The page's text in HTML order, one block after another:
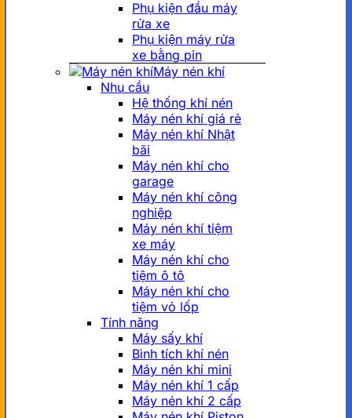
Phụ kiện đầu máy
rửa xe
Phụ kiện máy rửa
xe bằng pin
Máy nén khí
Nhu cầu
Hệ thống khí nén
Máy nén khí giá rẻ
Máy nén khí Nhật
bãi
Máy nén khí cho
garage
Máy nén khí công
nghiệp
Máy nén khí tiệm
xe máy
Máy nén khí cho
tiệm ô tô
Máy nén khí cho
tiệm vỏ lốp
Tính năng
Máy sấy khí
Bình tích khí nén
Máy nén khí mini
Máy nén khí 1 cấp
Máy nén khí 2 cấp